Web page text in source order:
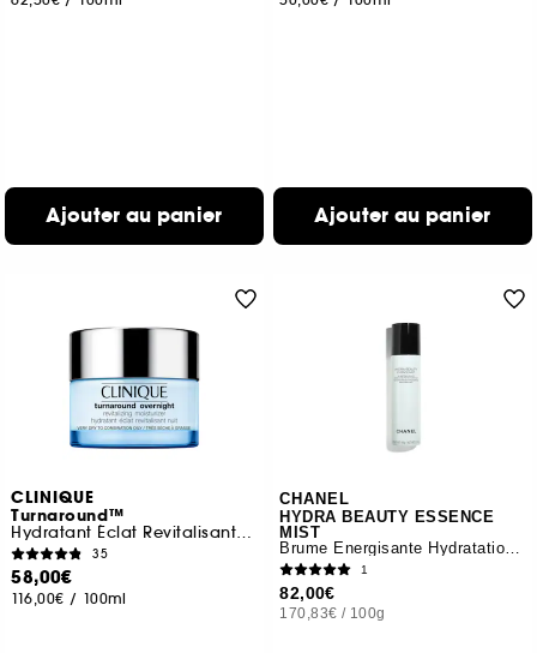
Ajouter au panier Ajouter au panier
CLINIQUE
Turnaround™
Hydratant Éclat Revitalisant Nuit
35
58,00€
116,00€ / 100ml
CHANEL
HYDRA BEAUTY ESSENCE
MIST
Brume Énergisante Hydratation Protection Éclat
1
82,00€
170,83€ / 100g